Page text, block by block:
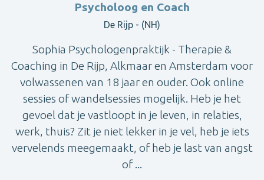
Psycholoog en Coach
De Rijp - (NH)
Sophia Psychologenpraktijk - Therapie &
Coaching in De Rijp, Alkmaar en Amsterdam voor
volwassenen van 18 jaar en ouder. Ook online
sessies of wandelsessies mogelijk. Heb je het
gevoel dat je vastloopt in je leven, in relaties,
werk, thuis? Zit je niet lekker in je vel, heb je iets
vervelends meegemaakt, of heb je last van angst
of ...